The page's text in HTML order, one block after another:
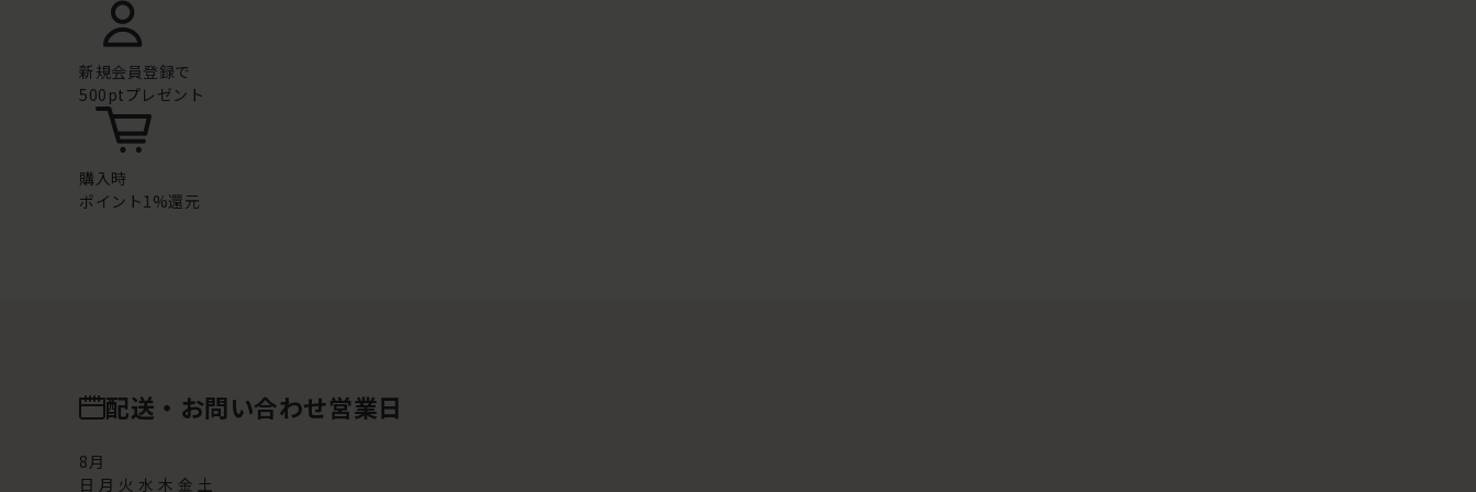
新規会員登録で
500ptプレゼント
購入時
ポイント1%還元
配送・お問い合わせ営業日
8月
日 月 火 水 木 金 土